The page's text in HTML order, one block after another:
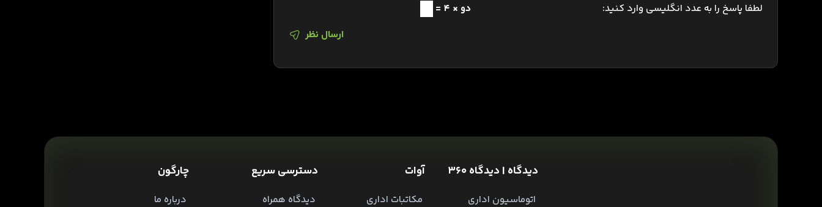
لطفا پاسخ را به عدد انگلیسی وارد کنید:
دو × 4 =
ارسال نظر
دیدگاه | دیدگاه 360
اتوماسیون اداری
آوات
مکاتبات اداری
دسترسی سریع
دیدگاه همراه
چارگون
درباره ما